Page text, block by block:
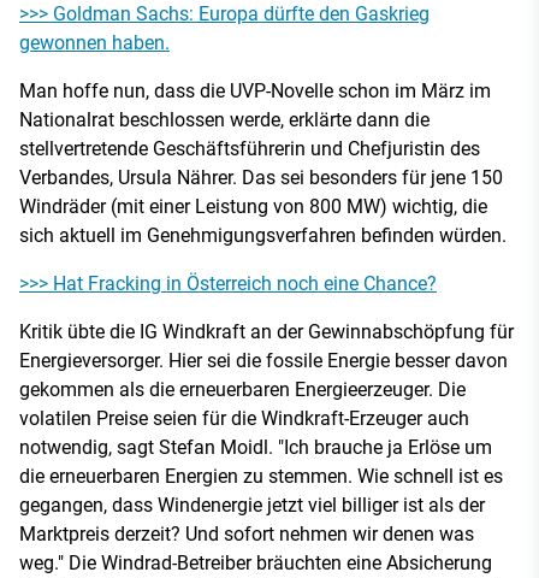
>>> Goldman Sachs: Europa dürfte den Gaskrieg
gewonnen haben.
Man hoffe nun, dass die UVP-Novelle schon im März im
Nationalrat beschlossen werde, erklärte dann die
stellvertretende Geschäftsführerin und Chefjuristin des
Verbandes, Ursula Nährer. Das sei besonders für jene 150
Windräder (mit einer Leistung von 800 MW) wichtig, die
sich aktuell im Genehmigungsverfahren befinden würden.
>>> Hat Fracking in Österreich noch eine Chance?
Kritik übte die IG Windkraft an der Gewinnabschöpfung für
Energieversorger. Hier sei die fossile Energie besser davon
gekommen als die erneuerbaren Energieerzeuger. Die
volatilen Preise seien für die Windkraft-Erzeuger auch
notwendig, sagt Stefan Moidl. "Ich brauche ja Erlöse um
die erneuerbaren Energien zu stemmen. Wie schnell ist es
gegangen, dass Windenergie jetzt viel billiger ist als der
Marktpreis derzeit? Und sofort nehmen wir denen was
weg." Die Windrad-Betreiber bräuchten eine Absicherung